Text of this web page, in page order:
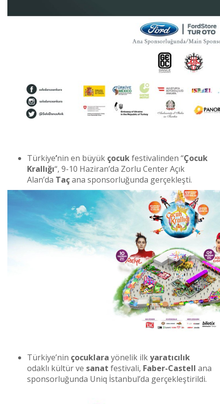
Türkiye’nin en büyük çocukfestivalinden “Çocuk
Krallığı“, 9-10 Haziran’da Zorlu Center Açık
Alan’da Taçana sponsorluğunda gerçekleşti.
Türkiye’nin çocuklara yönelik ilkyaratıcılık
odaklı kültür ve sanat festivali, Faber-Castell ana
sponsorluğunda Uniq İstanbul’da gerçekleştirildi.